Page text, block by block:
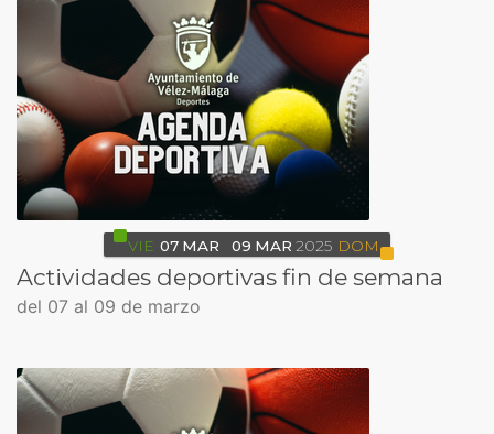
VIE 07 MAR 09 MAR 2025 DOM
Actividades deportivas fin de semana
del 07 al 09 de marzo